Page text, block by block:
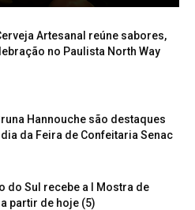
Artesanal reúne sabores,
no Paulista North Way
Hannouche são destaques
da Feira de Confeitaria Senac
do Sul recebe a I Mostra de
partir de hoje (5)